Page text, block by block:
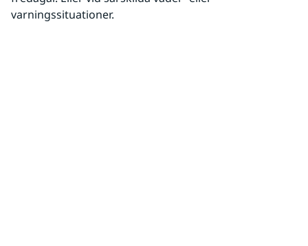
varningssituationer.